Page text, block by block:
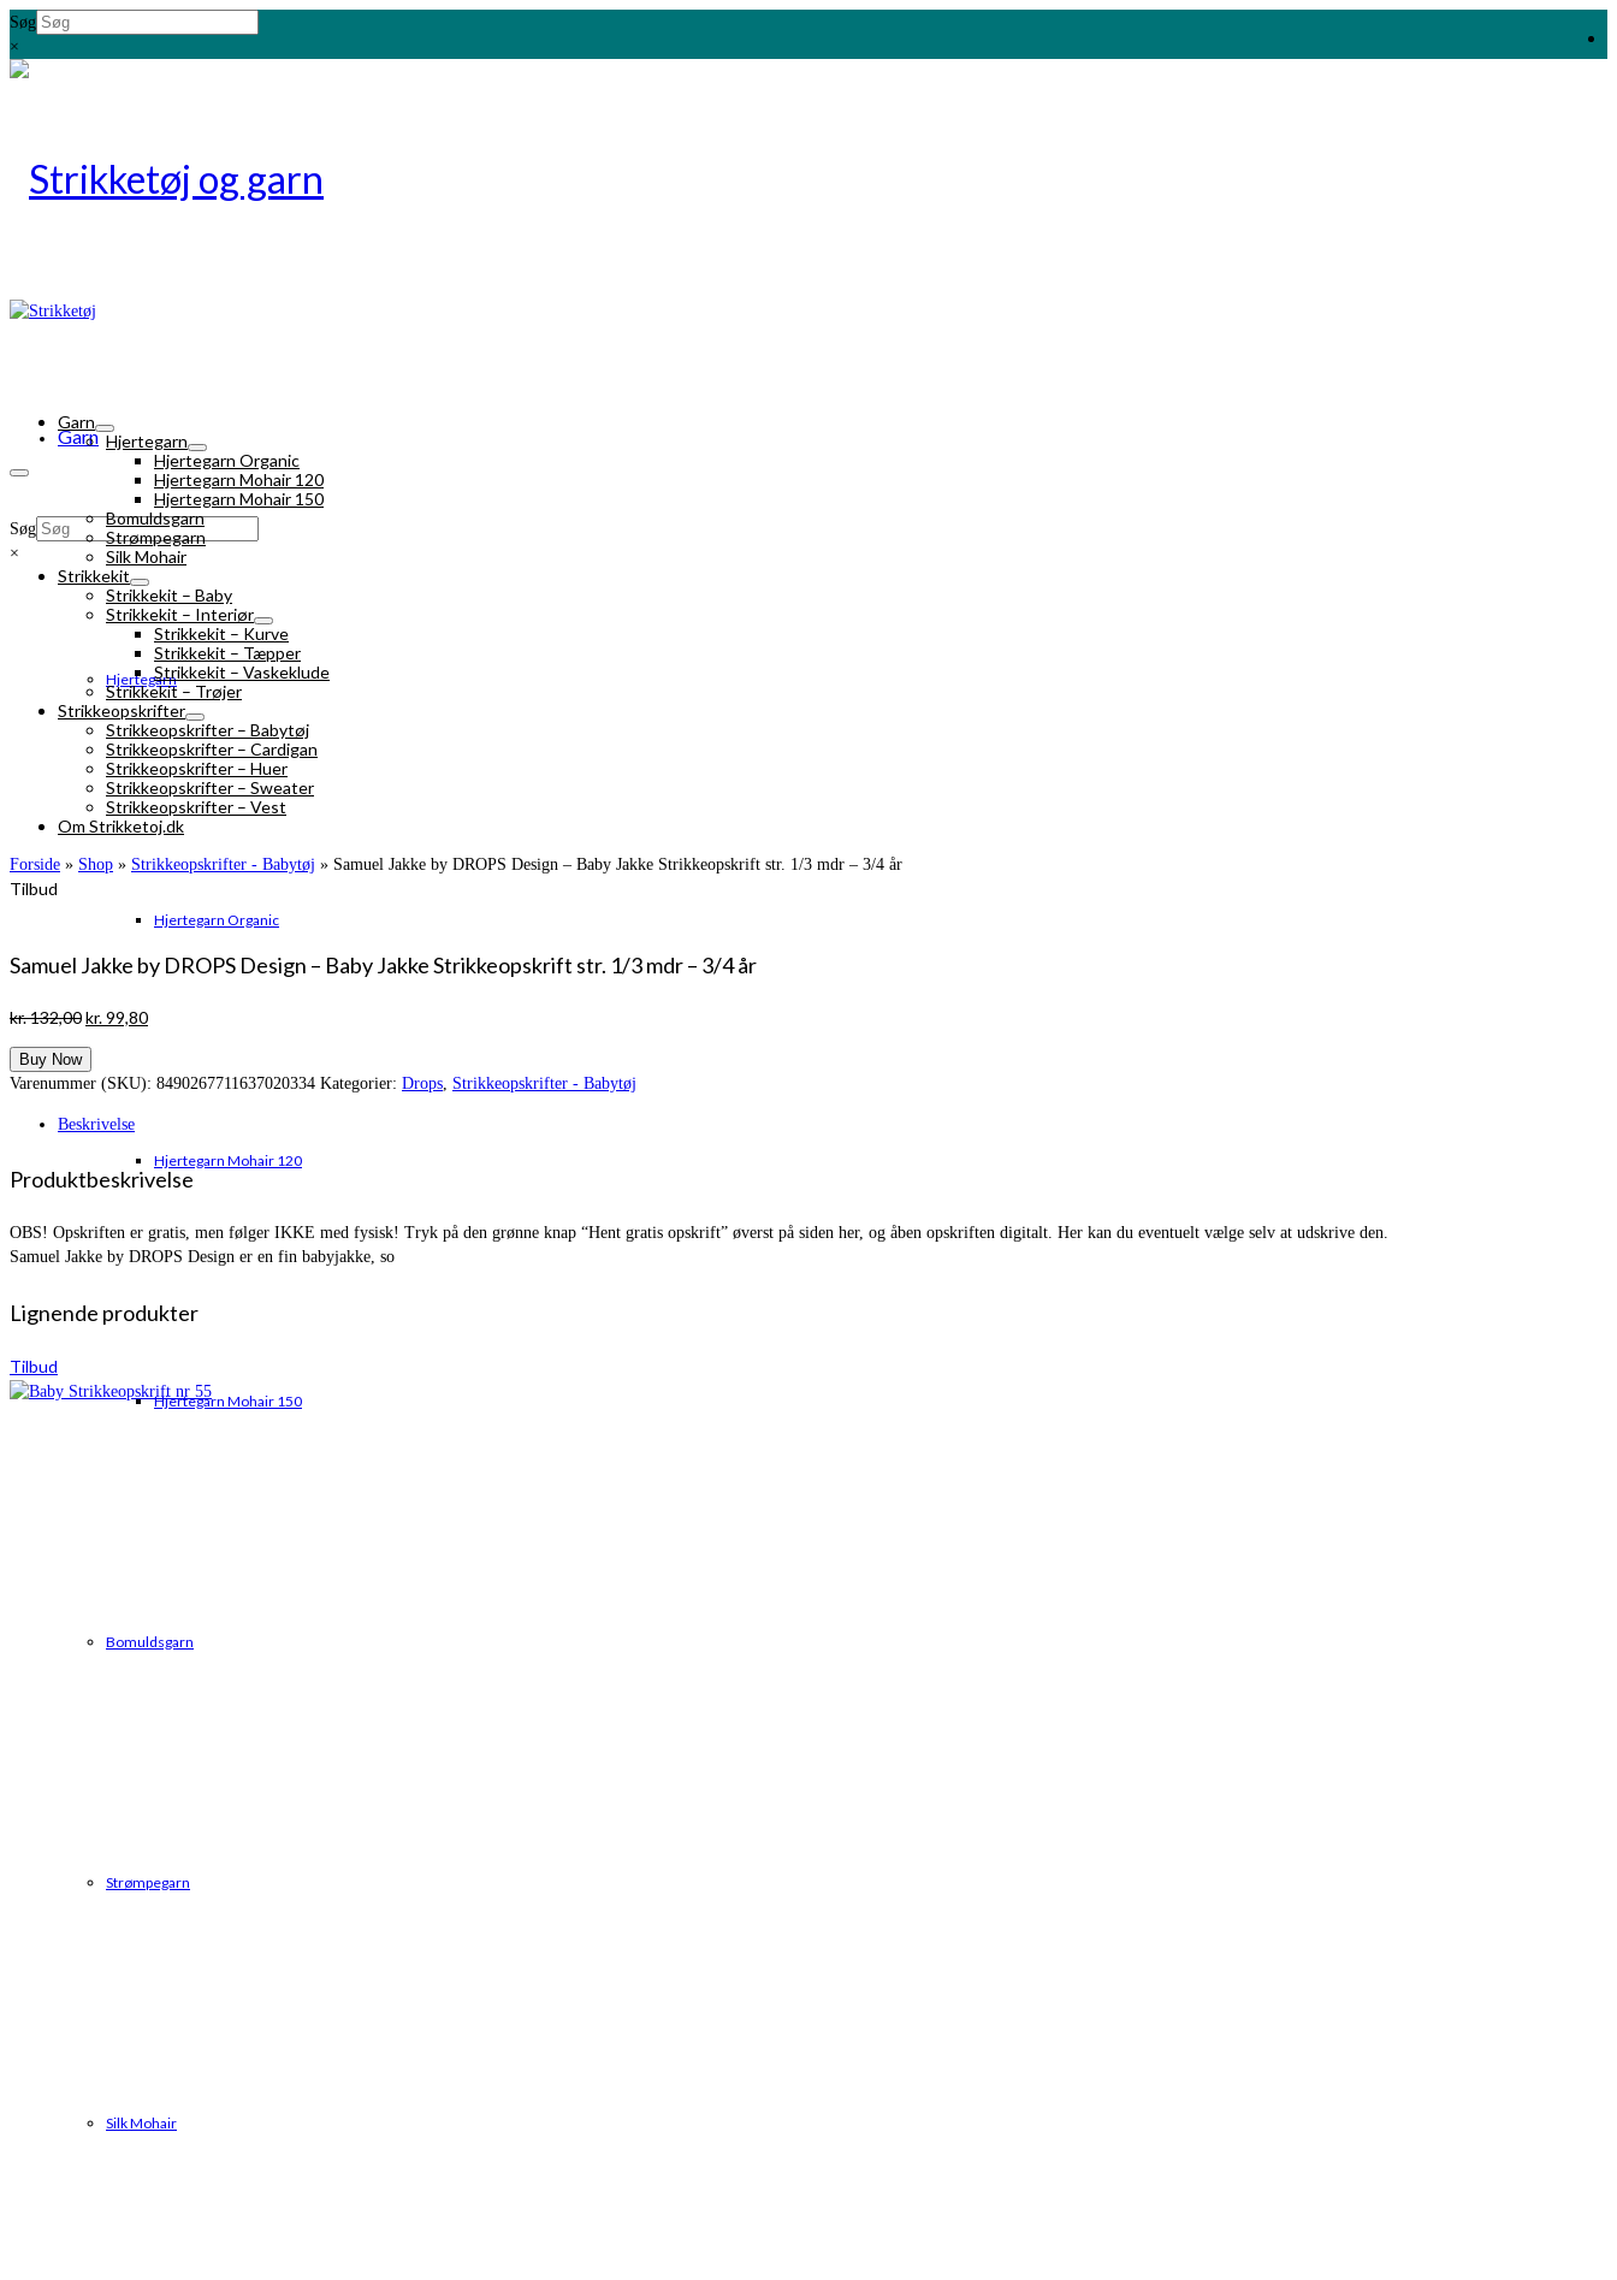
Søg
×
Garn
Hjertegarn
Hjertegarn Organic
Hjertegarn Mohair 120
Hjertegarn Mohair 150
Bomuldsgarn
Strømpegarn
Silk Mohair
Søg
×
Garn
Hjertegarn
Hjertegarn Organic
Hjertegarn Mohair 120
Hjertegarn Mohair 150
Bomuldsgarn
Strømpegarn
Silk Mohair
Strikkekit
Strikkekit – Baby
Strikkekit – Interiør
Strikkekit – Kurve
Strikkekit – Tæpper
Strikkekit – Vaskeklude
Strikkekit – Trøjer
Strikkeopskrifter
Strikkeopskrifter – Babytøj
Strikkeopskrifter – Cardigan
Strikkeopskrifter – Huer
Strikkeopskrifter – Sweater
Strikkeopskrifter – Vest
Om Strikketoj.dk
Forside » Shop » Strikkeopskrifter - Babytøj » Samuel Jakke by DROPS Design – Baby Jakke Strikkeopskrift str. 1/3 mdr – 3/4 år
Tilbud
Samuel Jakke by DROPS Design – Baby Jakke Strikkeopskrift str. 1/3 mdr – 3/4 år
kr.132,00Den
pris
var:
kr.99,80Den
er:
Buy Now
Varenummer (SKU): 8490267711637020334 Kategorier: Drops, Strikkeopskrifter - Babytøj
Beskrivelse
Produktbeskrivelse
OBS! Opskriften er gratis, men følger IKKE med fysisk! Tryk på den grønne knap “Hent gratis opskrift” øverst på siden her, og åben opskriften digitalt. Her kan du eventuelt vælge selv at udskrive den.
Samuel Jakke by DROPS Design er en fin babyjakke, so
Lignende produkter
Tilbud